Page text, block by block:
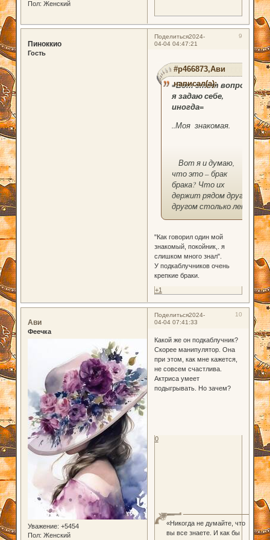
Пол: Женский
Поделиться 9
2024-
04-04 04:47:21
Пиноккио
Гость
#p466873,Ави
написал(а):
=Вот этот вопрос
я задаю себе,
иногда=
..Моя знакомая.
Вот я и думаю,
что это – брак
брака? Что их
держит рядом друг с
другом столько лет.
"Как говорил один мой
знакомый, покойник,. я
слишком много знал".
У подкаблучников очень
крепкие браки.
+1
Поделиться 10
2024-
04-04 07:41:33
Ави
Феечка
Уважение: +5454
Пол: Женский
Какой же он подкаблучник?
Скорее манипулятор. Она
при этом, как мне кажется,
не совсем счастлива.
Актриса умеет
подыгрывать. Но зачем?
«Никогда не думайте, что
вы все знаете. И как бы
0